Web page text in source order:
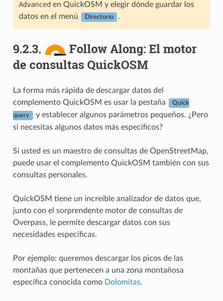
Advanced en QuickOSM y elegir dónde guardar los
datos en el menú
Directorio .
9.2.3.
Follow Along: El motor
de consultas QuickOSM
La forma más rápida de descargar datos del
complemento QuickOSM es usar la pestaña
Quick
query
y establecer algunos parámetros pequeños. ¿Pero
si necesitas algunos datos más específicos?
Si usted es un maestro de consultas de OpenStreetMap,
puede usar el complemento QuickOSM también con sus
consultas personales.
QuickOSM tiene un increíble analizador de datos que,
junto con el sorprendente motor de consultas de
Overpass, le permite descargar datos con sus
necesidades específicas.
Por ejemplo: queremos descargar los picos de las
montañas que pertenecen a una zona montañosa
específica conocida como Dolomitas.